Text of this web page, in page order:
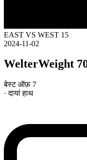
EAST VS WEST 15
2024-11-02
WelterWeight
बेस्ट ऑफ़ 7
· दायां हाथ